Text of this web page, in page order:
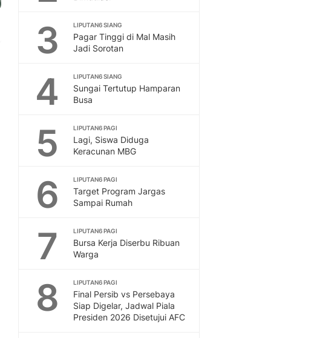
3 LIPUTAN6 SIANG
Pagar Tinggi di Mal Masih
Jadi Sorotan
4 LIPUTAN6 SIANG
Sungai Tertutup Hamparan
Busa
5 LIPUTAN6 PAGI
Lagi, Siswa Diduga
Keracunan MBG
6 LIPUTAN6 PAGI
Target Program Jargas
Sampai Rumah
7 LIPUTAN6 PAGI
Bursa Kerja Diserbu Ribuan
Warga
8 LIPUTAN6 PAGI
Final Persib vs Persebaya
Siap Digelar, Jadwal Piala
Presiden 2026 Disetujui AFC